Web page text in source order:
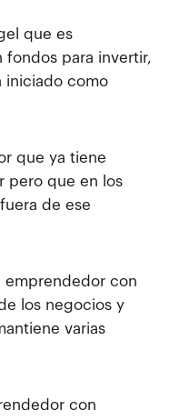
que es
para invertir,
iniciado como
que ya tiene
pero que en los
de ese
emprendedor con
los negocios y
varias
con